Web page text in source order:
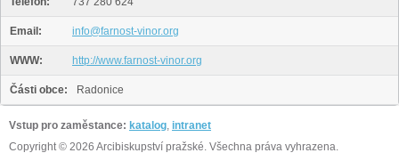
Email: info@farnost-vinor.org
WWW: http://www.farnost-vinor.org
Části obce: Radonice
Vstup pro zaměstance: katalog, intranet
Copyright © 2026 Arcibiskupství pražské. Všechna práva vyhrazena.